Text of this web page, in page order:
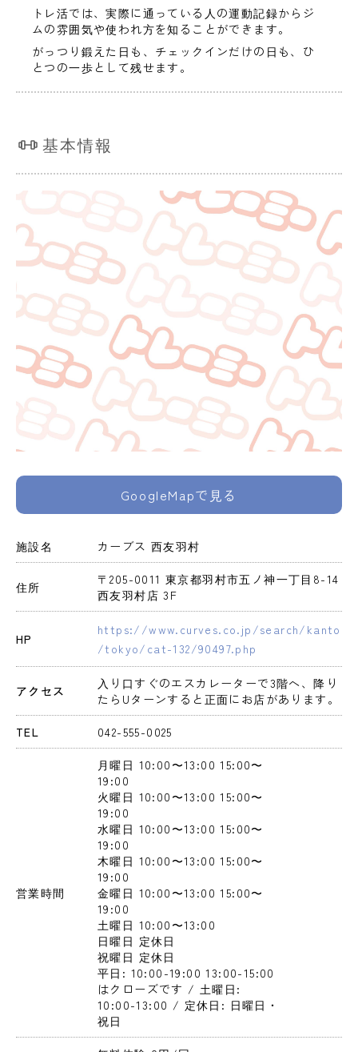
トレ活では、実際に通っている人の運動記録からジ
ムの雰囲気や使われ方を知ることができます。
がっつり鍛えた日も、チェックインだけの日も、ひ
とつの一歩として残せます。
基本情報
GoogleMapで見る
施設名 カーブス 西友羽村
住所
〒205-0011 東京都羽村市五ノ神一丁目8-14
西友羽村店 3F
HP
https://www.curves.co.jp/search/kanto
/tokyo/cat-132/90497.php
アクセス
入り口すぐのエスカレーターで3階へ、降り
たらUターンすると正面にお店があります。
TEL 042-555-0025
営業時間
月曜日 10:00〜13:00 15:00〜
19:00
火曜日 10:00〜13:00 15:00〜
19:00
水曜日 10:00〜13:00 15:00〜
19:00
木曜日 10:00〜13:00 15:00〜
19:00
金曜日 10:00〜13:00 15:00〜
19:00
土曜日 10:00〜13:00
日曜日 定休日
祝曜日 定休日
平日: 10:00-19:00 13:00-15:00
はクローズです / 土曜日:
10:00-13:00 / 定休日: 日曜日・
祝日